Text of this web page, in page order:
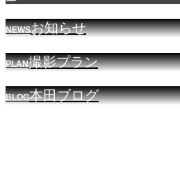
NEWSお知らせ
PLAN撮影プラン
BLOG本田ブログ